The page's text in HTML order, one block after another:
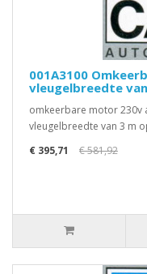
001A3100
vleugelbreedte
omkeerbare motor 230v
vleugelbreedte van 3 m
€ 395,71
€ 581,92